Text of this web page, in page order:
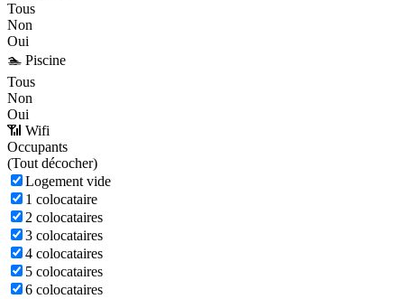
Tous
Non
Oui
🏊 Piscine
Tous
Non
Oui
📶 Wifi
Occupants
(Tout décocher)
Logement vide
1 colocataire
2 colocataires
3 colocataires
4 colocataires
5 colocataires
6 colocataires